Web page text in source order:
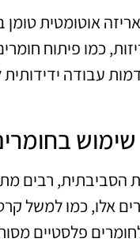
אוטומטית טומן
כמו פיתוח
עבודה
שימוש
הסביבתית, רבים
אלו, כמו למשל
פלסטיים